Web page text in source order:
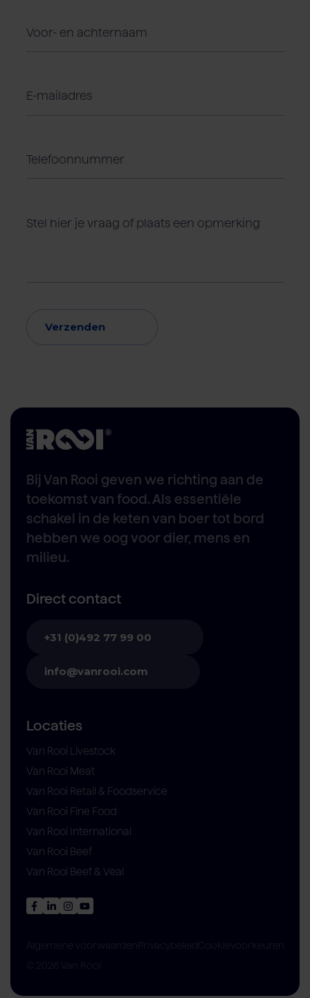
Verzenden
Bij Van Rooi geven we richting aan de
toekomst van food. Als essentiële
schakel in de keten van boer tot bord
hebben we oog voor dier, mens en
milieu.
Direct contact
+31 (0)492 77 99 00
info@vanrooi.com
Locaties
Van Rooi Livestock
Van Rooi Meat
Van Rooi Retail & Foodservice
Van Rooi Fine Food
Van Rooi International
Van Rooi Beef
Van Rooi Beef & Veal